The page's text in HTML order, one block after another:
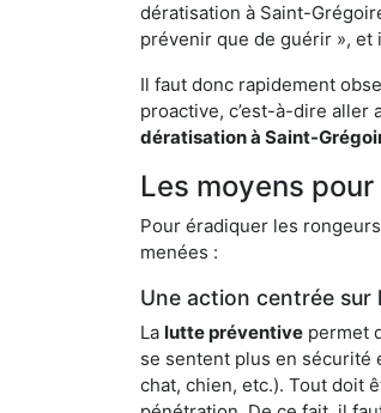
dératisation à Saint-
prévenir que de guérir »,
Il faut donc rapidement
proactive, c’est-à-dire aller
dératisation à Saint-
Les moyens
Pour éradiquer les
menées :
Une action centrée
La lutte préventive permet
se sentent plus en sécurité
chat, chien, etc.). Tout doit